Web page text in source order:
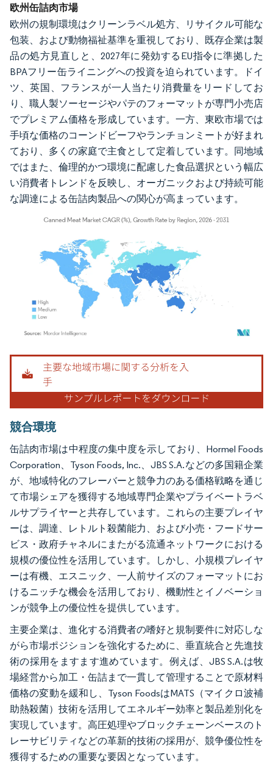
欧州缶詰肉市場
欧州の規制環境はクリーンラベル処方、リサイクル可能な
包装、および動物福祉基準を重視しており、既存企業は製
品の処方見直しと、2027年に発効するEU指令に準拠した
BPAフリー缶ライニングへの投資を迫られています。ドイ
ツ、英国、フランスが一人当たり消費量をリードしてお
り、職人製ソーセージやパテのフォーマットが専門小売店
でプレミアム価格を形成しています。一方、東欧市場では
手頃な価格のコーンドビーフやランチョンミートが好まれ
ており、多くの家庭で主食として定着しています。同地域
ではまた、倫理的かつ環境に配慮した食品選択という幅広
い消費者トレンドを反映し、オーガニックおよび持続可能
な調達による缶詰肉製品への関心が高まっています。
画像 © Mordor Intelligence。再利用にはCC BY 4.0の表示が必要です。
競合環境
缶詰肉市場は中程度の集中度を示しており、Hormel Foods
Corporation、Tyson Foods, Inc.、JBS S.A.などの多国籍企業
が、地域特化のフレーバーと競争力のある価格戦略を通じ
て市場シェアを獲得する地域専門企業やプライベートラベ
ルサプライヤーと共存しています。これらの主要プレイヤ
ーは、調達、レトルト殺菌能力、および小売・フードサー
ビス・政府チャネルにまたがる流通ネットワークにおける
規模の優位性を活用しています。しかし、小規模プレイヤ
ーは有機、エスニック、一人前サイズのフォーマットにお
けるニッチな機会を活用しており、機動性とイノベーショ
ンが競争上の優位性を提供しています。
主要企業は、進化する消費者の嗜好と規制要件に対応しな
がら市場ポジションを強化するために、垂直統合と先進技
術の採用をますます進めています。例えば、JBS S.A.は牧
場経営から加工・缶詰まで一貫して管理することで原材料
価格の変動を緩和し、Tyson FoodsはMATS（マイクロ波補
助熱殺菌）技術を活用してエネルギー効率と製品差別化を
実現しています。高圧処理やブロックチェーンベースのト
レーサビリティなどの革新的技術の採用が、競争優位性を
獲得するための重要な要因となっています。